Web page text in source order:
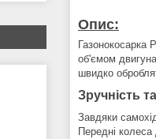
Опис:
Газонокосарка
об'ємом
швидко
Зручність
Завдяки
Передні